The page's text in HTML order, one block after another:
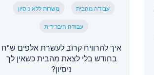
עבודה מהבית משרות ללא ניסיון
עבודה היברידית
איך להרוויח קרוב לעשרת אלפים ש"ח
בחודש בלי לצאת מהבית כשאין לך
ניסיון?